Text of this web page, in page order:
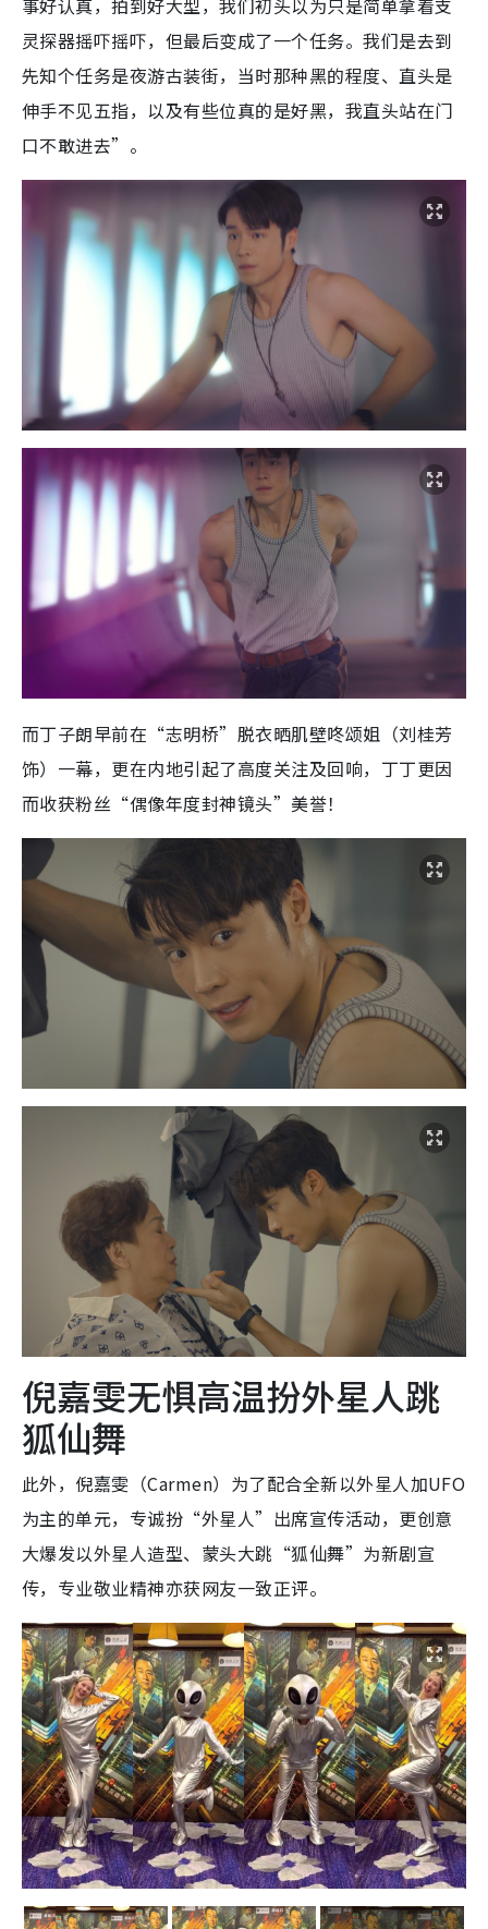
事好认真，拍到好大型，我们初头以为只是简单拿着支
灵探器摇吓摇吓，但最后变成了一个任务。我们是去到
先知个任务是夜游古装街，当时那种黑的程度、直头是
伸手不见五指，以及有些位真的是好黑，我直头站在门
口不敢进去”。
而丁子朗早前在“志明桥”脱衣晒肌壁咚颂姐（刘桂芳
饰）一幕，更在内地引起了高度关注及回响，丁丁更因
而收获粉丝“偶像年度封神镜头”美誉！
倪嘉雯无惧高温扮外星人跳
狐仙舞
此外，倪嘉雯（Carmen）为了配合全新以外星人加UFO
为主的单元，专诚扮“外星人”出席宣传活动，更创意
大爆发以外星人造型、蒙头大跳“狐仙舞”为新剧宣
传，专业敬业精神亦获网友一致正评。